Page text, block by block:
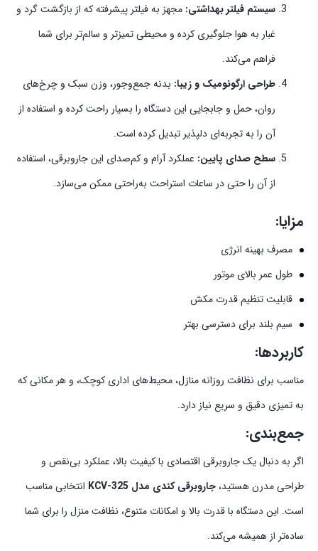
سیستم فیلتر بهداشتی: مجهز به فیلتر پیشرفته که از بازگشت گرد و
غبار به هوا جلوگیری کرده و محیطی تمیزتر و سالم‌تر برای شما
فراهم می‌کند.
طراحی ارگونومیک و زیبا: بدنه جمع‌وجور، وزن سبک و چرخ‌های
روان، حمل و جابجایی این دستگاه را بسیار راحت کرده و استفاده از
آن را به تجربه‌ای دلپذیر تبدیل کرده است.
سطح صدای پایین: عملکرد آرام و کم‌صدای این جاروبرقی، استفاده
از آن را حتی در ساعات استراحت به‌راحتی ممکن می‌سازد.
مزایا:
مصرف بهینه انرژی
طول عمر بالای موتور
قابلیت تنظیم قدرت مکش
سیم بلند برای دسترسی بهتر
کاربردها:
مناسب برای نظافت روزانه منازل، محیط‌های اداری کوچک، و هر مکانی که
به تمیزی دقیق و سریع نیاز دارد.
جمع‌بندی:
اگر به دنبال یک جاروبرقی اقتصادی با کیفیت بالا، عملکرد بی‌نقص و
طراحی مدرن هستید،جاروبرقی کندی مدل KCV-325
انتخابی مناسب
است. این دستگاه با قدرت بالا و امکانات متنوع، نظافت منزل را برای شما
ساده‌تر از همیشه می‌کند.